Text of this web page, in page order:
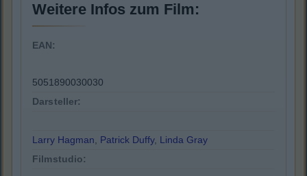
Weitere Infos zum Film:
EAN:
5051890030030
Darsteller:
Larry Hagman, Patrick Duffy, Linda Gray
Filmstudio: